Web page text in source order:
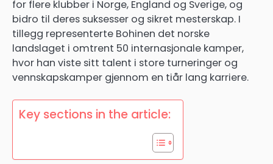
for flere klubber i Norge, England og Sverige, og
bidro til deres suksesser og sikret mesterskap. I
tillegg representerte Bohinen det norske
landslaget i omtrent 50 internasjonale kamper,
hvor han viste sitt talent i store turneringer og
vennskapskamper gjennom en tiår lang karriere.
Key sections in the article: